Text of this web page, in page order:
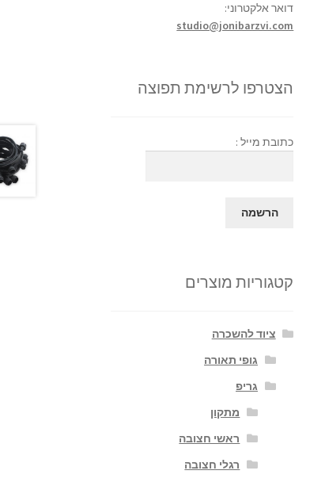
דואר אלקטרוני:
studio@jonibarzvi.com
הצטרפו לרשימת תפוצה
כתובת מייל :
קטגוריות מוצרים
ציוד להשכרה
גופי תאורה
גריפ
מתקון
ראשי חצובה
רגלי חצובה